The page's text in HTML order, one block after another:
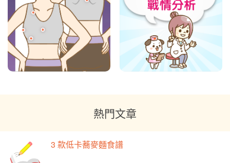
熱門文章
3 款低卡蕎麥麵食譜